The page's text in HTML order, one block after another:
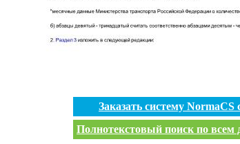
Заказать систему
Полнотекстовый поиск по всем